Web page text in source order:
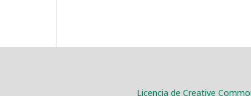
Licencia de Creative